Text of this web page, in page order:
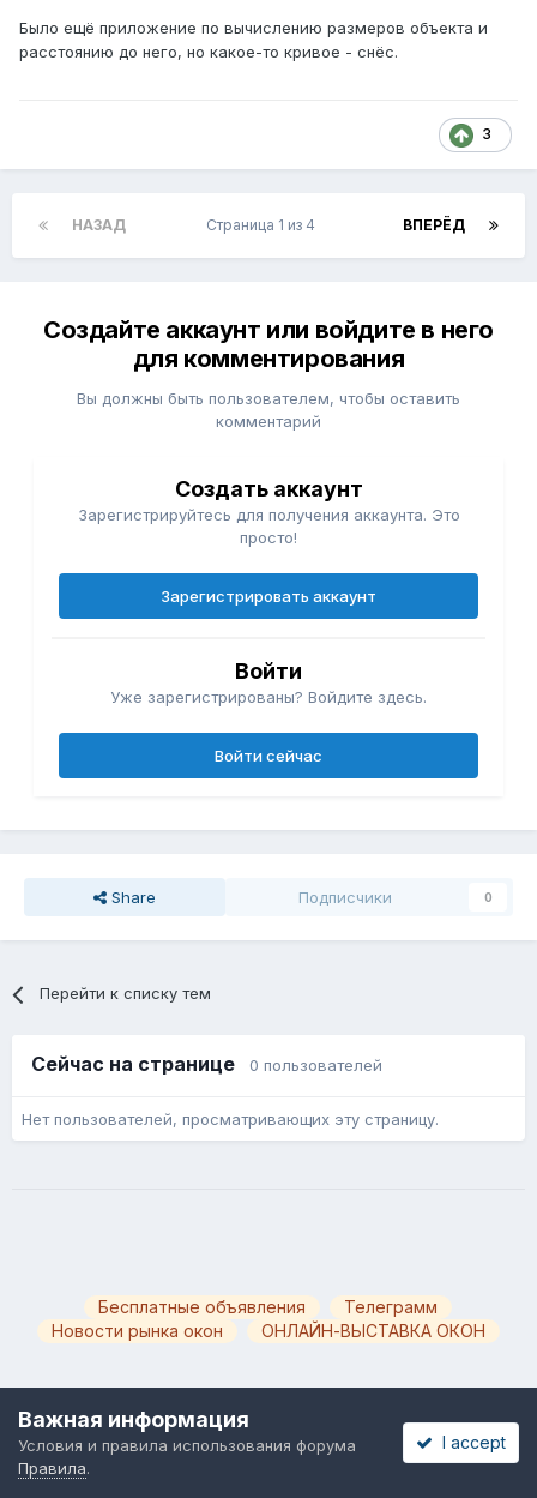
Было ещё приложение по вычислению размеров объекта и
расстоянию до него, но какое-то кривое - снёс.
3
НАЗАД ВПЕРЁД
Страница 1 из 4
Создайте аккаунт или войдите в него
для комментирования
Вы должны быть пользователем, чтобы оставить
комментарий
Создать аккаунт
Зарегистрируйтесь для получения аккаунта. Это
просто!
Зарегистрировать аккаунт
Войти
Уже зарегистрированы? Войдите здесь.
Войти сейчас
Share Подписчики 0
Перейти к списку тем
Сейчас на странице 0 пользователей
Нет пользователей, просматривающих эту страницу.
Бесплатные объявления
Телеграмм
Новости рынка окон
ОНЛАЙН-ВЫСТАВКА ОКОН
Язык Обратная связь Cookies
Важная информация
Условия и правила использования форума
Правила.
I accept